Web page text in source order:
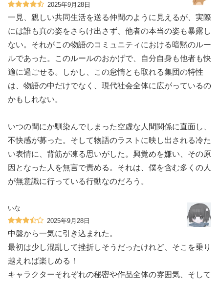
2025年9月28日
一見、親しい共同生活を送る仲間のように見えるが、実際
には誰も真の姿をさらけ出さず、他者の本当の姿も暴露し
ない。それがこの物語のコミュニティにおける暗黙のルー
ルであった。このルールのおかげで、自分自身も他者も快
適に過ごせる。しかし、この怠惰とも取れる集団の特性
は、物語の中だけでなく、現代社会全体に広がっているの
かもしれない。
いつの間にか馴染んでしまった空虚な人間関係に直面し、
不快感が募った。そして物語のラストに映し出される冷た
い表情に、背筋が凍る思いがした。興覚めを嫌い、その原
因となった人を無言で責める。それは、僕を含む多くの人
が無意識に行っている行動なのだろう。
いな
2025年9月28日
中盤から一気に引き込まれた。
最初は少し混乱して挫折しそうだったけれど、そこを乗り
越えれば楽しめる！
キャラクターそれぞれの秘密や作品全体の雰囲気、そして